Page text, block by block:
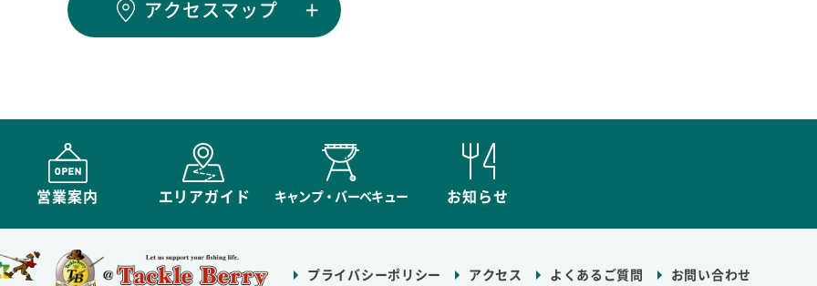
アクセスマップ
営業案内 エリアガイド キャンプ・バーベキュー お知らせ
プライバシーポリシー アクセス よくあるご質問 お問い合わせ